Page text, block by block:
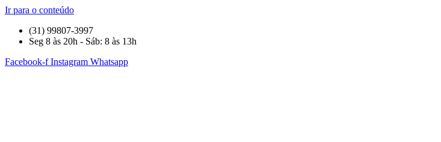
Ir para o conteúdo
(31) 99807-3997
Seg 8 às 20h - Sáb: 8 às 13h
Facebook-f Instagram Whatsapp